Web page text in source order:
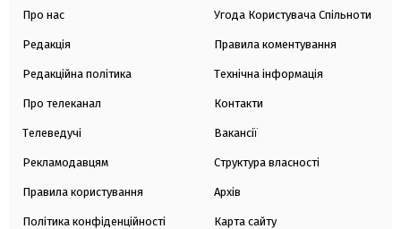
Про нас
Редакція
Редакційна політика
Про телеканал
Телеведучі
Рекламодавцям
Правила користування
Політика конфіденційності
Угода Користувача Спільноти
Правила коментування
Технічна інформація
Контакти
Вакансії
Структура власності
Архів
Карта сайту